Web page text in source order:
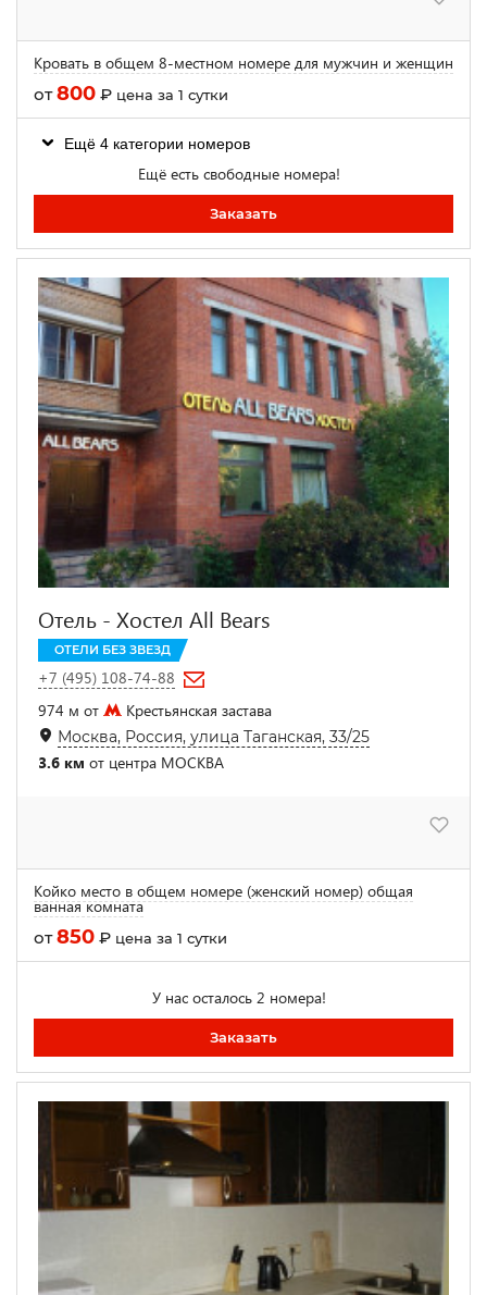
Кровать в общем 8-местном номере для мужчин и женщин
от800 ₽ цена за 1 сутки
Ещё 4 категории номеров
Ещё есть свободные номера!
Заказать
Отель - Хостел All Bears
ОТЕЛИ БЕЗ ЗВЕЗД
+7 (495) 108-74-88
974 м от
Крестьянская застава
Москва, Россия, улица Таганская, 33/25
3.6 км от центра МОСКВА
Койко место в общем номере (женский номер) общая
ванная комната
от850 ₽ цена за 1 сутки
У нас осталось 2 номера!
Заказать